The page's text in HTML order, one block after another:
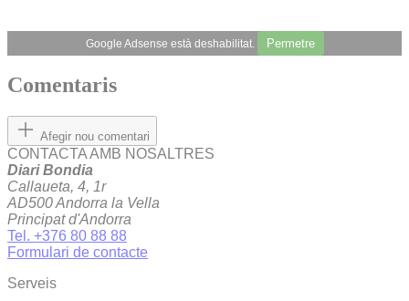
Google Adsense està deshabilitat. Permetre
Comentaris
Afegir nou comentari
CONTACTA AMB NOSALTRES
Diari Bondia
Callaueta, 4, 1r
AD500 Andorra la Vella
Principat d'Andorra
Tel. +376 80 88 88
Formulari de contacte
Serveis